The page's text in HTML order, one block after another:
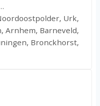
Urk,
Arnhem, Barneveld,
Bronckhorst,